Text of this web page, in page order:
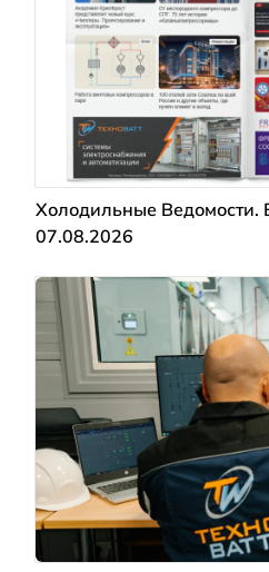
Холодильные Ведомости.
07.08.2026